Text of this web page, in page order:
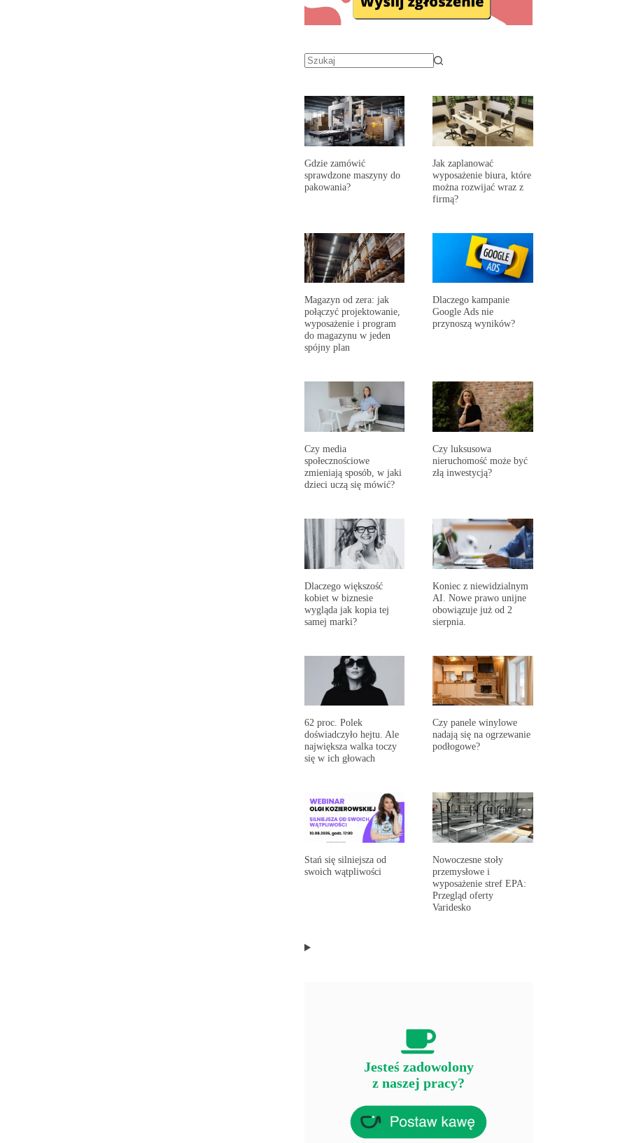
Gdzie zamówić
sprawdzone maszyny do
pakowania?
Jak zaplanować
wyposażenie biura, które
można rozwijać wraz z
firmą?
Magazyn od zera: jak
połączyć projektowanie,
wyposażenie i program
do magazynu w jeden
spójny plan
Dlaczego kampanie
Google Ads nie
przynoszą wyników?
Czy media
społecznościowe
zmieniają sposób, w jaki
dzieci uczą się mówić?
Czy luksusowa
nieruchomość może być
złą inwestycją?
Dlaczego większość
kobiet w biznesie
wygląda jak kopia tej
samej marki?
Koniec z niewidzialnym
AI. Nowe prawo unijne
obowiązuje już od 2
sierpnia.
62 proc. Polek
doświadczyło hejtu. Ale
największa walka toczy
się w ich głowach
Czy panele winylowe
nadają się na ogrzewanie
podłogowe?
Stań się silniejsza od
swoich wątpliwości
Nowoczesne stoły
przemysłowe i
wyposażenie stref EPA:
Przegląd oferty
Varidesko
Jesteś zadowolony
z naszej pracy?